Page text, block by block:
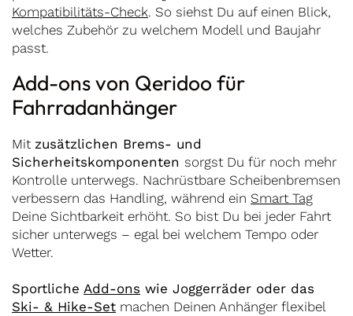
Kompatibilitäts-Check. So siehst Du auf einen Blick,
welches Zubehör zu welchem Modell und Baujahr
passt.
Add-ons von Qeridoo für
Fahrradanhänger
Mit zusätzlichen Brems- und
Sicherheitskomponenten sorgst Du für noch mehr
Kontrolle unterwegs. Nachrüstbare Scheibenbremsen
verbessern das Handling, während ein Smart Tag
Deine Sichtbarkeit erhöht. So bist Du bei jeder Fahrt
sicher unterwegs – egal bei welchem Tempo oder
Wetter.
Sportliche Add-ons wie Joggerräder oder das
Ski- & Hike-Set machen Deinen Anhänger flexibel